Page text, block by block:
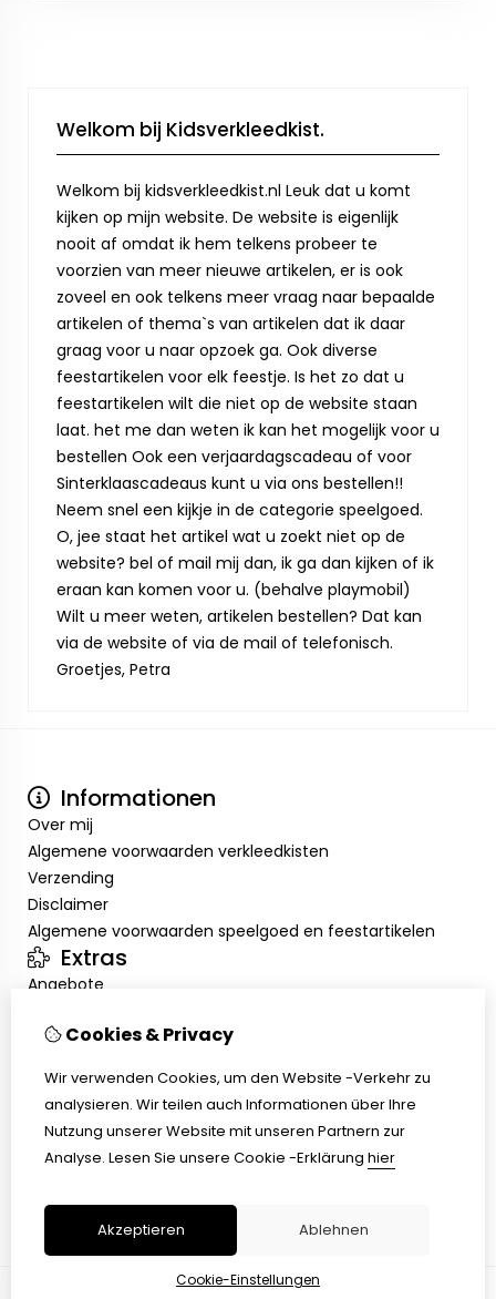
Welkom bij Kidsverkleedkist.
Welkom bij kidsverkleedkist.nl Leuk dat u komt
kijken op mijn website. De website is eigenlijk
nooit af omdat ik hem telkens probeer te
voorzien van meer nieuwe artikelen, er is ook
zoveel en ook telkens meer vraag naar bepaalde
artikelen of thema`s van artikelen dat ik daar
graag voor u naar opzoek ga. Ook diverse
feestartikelen voor elk feestje. Is het zo dat u
feestartikelen wilt die niet op de website staan
laat. het me dan weten ik kan het mogelijk voor u
bestellen Ook een verjaardagscadeau of voor
Sinterklaascadeaus kunt u via ons bestellen!!
Neem snel een kijkje in de categorie speelgoed.
O, jee staat het artikel wat u zoekt niet op de
website? bel of mail mij dan, ik ga dan kijken of ik
eraan kan komen voor u. (behalve playmobil)
Wilt u meer weten, artikelen bestellen? Dat kan
via de website of via de mail of telefonisch.
Groetjes, Petra
Informationen
Over mij
Algemene voorwaarden verkleedkisten
Verzending
Disclaimer
Algemene voorwaarden speelgoed en feestartikelen
Extras
Angebote
Inloggen
Kundenservice
Retouren
Cookies & Privacy
Wir verwenden Cookies, um den Website -Verkehr zu
analysieren. Wir teilen auch Informationen über Ihre
Nutzung unserer Website mit unseren Partnern zur
Analyse. Lesen Sie unsere Cookie -Erklärung hier
Akzeptieren Ablehnen
Cookie-Einstellungen